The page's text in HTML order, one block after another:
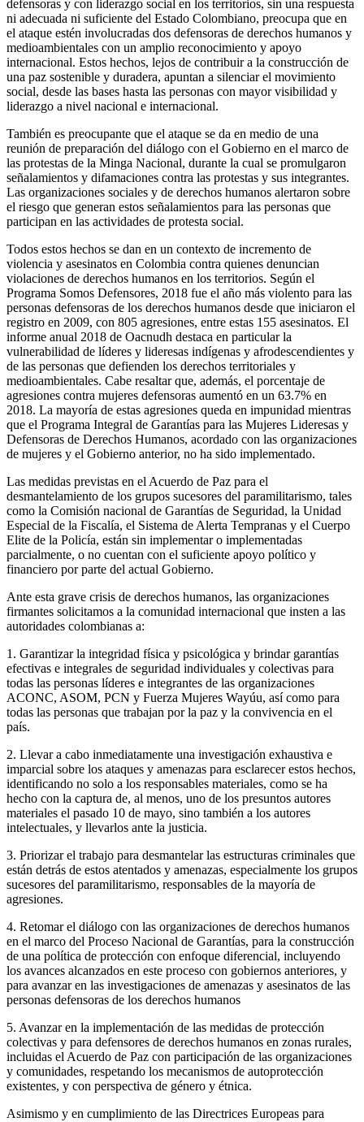
defensoras y con liderazgo social en los territorios, sin una respuesta
ni adecuada ni suficiente del Estado Colombiano, preocupa que en
el ataque estén involucradas dos defensoras de derechos humanos y
medioambientales con un amplio reconocimiento y apoyo
internacional. Estos hechos, lejos de contribuir a la construcción de
una paz sostenible y duradera, apuntan a silenciar el movimiento
social, desde las bases hasta las personas con mayor visibilidad y
liderazgo a nivel nacional e internacional.
También es preocupante que el ataque se da en medio de una
reunión de preparación del diálogo con el Gobierno en el marco de
las protestas de la Minga Nacional, durante la cual se promulgaron
señalamientos y difamaciones contra las protestas y sus integrantes.
Las organizaciones sociales y de derechos humanos alertaron sobre
el riesgo que generan estos señalamientos para las personas que
participan en las actividades de protesta social.
Todos estos hechos se dan en un contexto de incremento de
violencia y asesinatos en Colombia contra quienes denuncian
violaciones de derechos humanos en los territorios. Según el
Programa Somos Defensores, 2018 fue el año más violento para las
personas defensoras de los derechos humanos desde que iniciaron el
registro en 2009, con 805 agresiones, entre estas 155 asesinatos. El
informe anual 2018 de Oacnudh destaca en particular la
vulnerabilidad de líderes y lideresas indígenas y afrodescendientes y
de las personas que defienden los derechos territoriales y
medioambientales. Cabe resaltar que, además, el porcentaje de
agresiones contra mujeres defensoras aumentó en un 63.7% en
2018. La mayoría de estas agresiones queda en impunidad mientras
que el Programa Integral de Garantías para las Mujeres Lideresas y
Defensoras de Derechos Humanos, acordado con las organizaciones
de mujeres y el Gobierno anterior, no ha sido implementado.
Las medidas previstas en el Acuerdo de Paz para el
desmantelamiento de los grupos sucesores del paramilitarismo, tales
como la Comisión nacional de Garantías de Seguridad, la Unidad
Especial de la Fiscalía, el Sistema de Alerta Tempranas y el Cuerpo
Elite de la Policía, están sin implementar o implementadas
parcialmente, o no cuentan con el suficiente apoyo político y
financiero por parte del actual Gobierno.
Ante esta grave crisis de derechos humanos, las organizaciones
firmantes solicitamos a la comunidad internacional que insten a las
autoridades colombianas a:
1. Garantizar la integridad física y psicológica y brindar garantías
efectivas e integrales de seguridad individuales y colectivas para
todas las personas líderes e integrantes de las organizaciones
ACONC, ASOM, PCN y Fuerza Mujeres Wayúu, así como para
todas las personas que trabajan por la paz y la convivencia en el
país.
2. Llevar a cabo inmediatamente una investigación exhaustiva e
imparcial sobre los ataques y amenazas para esclarecer estos hechos,
identificando no solo a los responsables materiales, como se ha
hecho con la captura de, al menos, uno de los presuntos autores
materiales el pasado 10 de mayo, sino también a los autores
intelectuales, y llevarlos ante la justicia.
3. Priorizar el trabajo para desmantelar las estructuras criminales que
están detrás de estos atentados y amenazas, especialmente los grupos
sucesores del paramilitarismo, responsables de la mayoría de
agresiones.
4. Retomar el diálogo con las organizaciones de derechos humanos
en el marco del Proceso Nacional de Garantías, para la construcción
de una política de protección con enfoque diferencial, incluyendo
los avances alcanzados en este proceso con gobiernos anteriores, y
para avanzar en las investigaciones de amenazas y asesinatos de las
personas defensoras de los derechos humanos
5. Avanzar en la implementación de las medidas de protección
colectivas y para defensores de derechos humanos en zonas rurales,
incluidas el Acuerdo de Paz con participación de las organizaciones
y comunidades, respetando los mecanismos de autoprotección
existentes, y con perspectiva de género y étnica.
Asimismo y en cumplimiento de las Directrices Europeas para